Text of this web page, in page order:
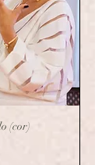
(cor)